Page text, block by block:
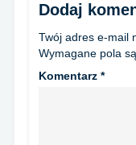
Dodaj
Twój adres e-mail
Wymagane pola
Komentarz *